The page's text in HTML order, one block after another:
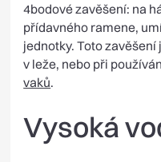
4bodové zavěšení: na
přídavného ramene,
jednotky. Toto
v leže, nebo při
vaků.
Vysoká